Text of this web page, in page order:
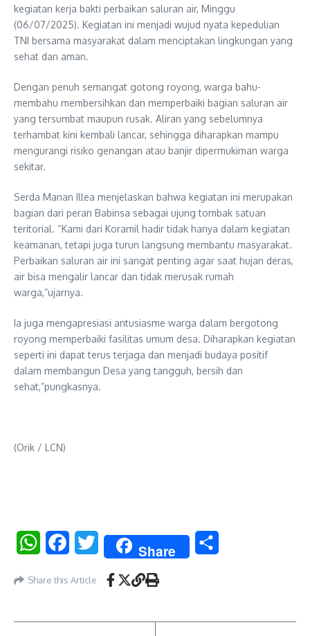
kegiatan kerja bakti perbaikan saluran air, Minggu
(06/07/2025). Kegiatan ini menjadi wujud nyata kepedulian
TNI bersama masyarakat dalam menciptakan lingkungan yang
sehat dan aman.
Dengan penuh semangat gotong royong, warga bahu-
membahu membersihkan dan memperbaiki bagian saluran air
yang tersumbat maupun rusak. Aliran yang sebelumnya
terhambat kini kembali lancar, sehingga diharapkan mampu
mengurangi risiko genangan atau banjir dipermukiman warga
sekitar.
Serda Manan Illea menjelaskan bahwa kegiatan ini merupakan
bagian dari peran Babinsa sebagai ujung tombak satuan
teritorial. “Kami dari Koramil hadir tidak hanya dalam kegiatan
keamanan, tetapi juga turun langsung membantu masyarakat.
Perbaikan saluran air ini sangat penting agar saat hujan deras,
air bisa mengalir lancar dan tidak merusak rumah
warga,”ujarnya.
Ia juga mengapresiasi antusiasme warga dalam bergotong
royong memperbaiki fasilitas umum desa. Diharapkan kegiatan
seperti ini dapat terus terjaga dan menjadi budaya positif
dalam membangun Desa yang tangguh, bersih dan
sehat,”pungkasnya.
(Orik / LCN)
WhatsAppFacebookTwitter Share
Share this Article